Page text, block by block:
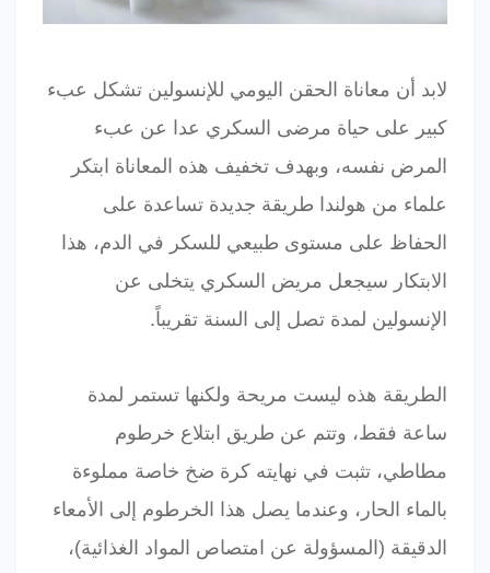
لابد أن معاناة الحقن اليومي للإنسولين تشكل عبء
كبير على حياة مرضى السكري عدا عن عبء
المرض نفسه، وبهدف تخفيف هذه المعاناة ابتكر
علماء من هولندا طريقة جديدة تساعدة على
الحفاظ على مستوى طبيعي للسكر في الدم، هذا
الابتكار سيجعل مريض السكري يتخلى عن
الإنسولين لمدة تصل إلى السنة تقريباً.
الطريقة هذه ليست مريحة ولكنها تستمر لمدة
ساعة فقط، وتتم عن طريق ابتلاع خرطوم
مطاطي، تثبت في نهايته كرة ضخ خاصة مملوءة
بالماء الحار ، وعندما يصل هذا الخرطوم إلى الأمعاء
الدقيقة (المسؤولة عن امتصاص المواد الغذائية)،